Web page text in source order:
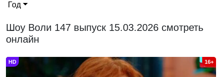
Год
Шоу Воли 147 выпуск 15.03.2026 смотреть
онлайн
HD 16+